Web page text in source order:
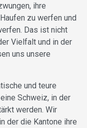
ihre
zu werfen und
Das ist nicht
Vielfalt und in der
uns unsere
und teure
Schweiz, in der
werden. Wir
der die Kantone ihre